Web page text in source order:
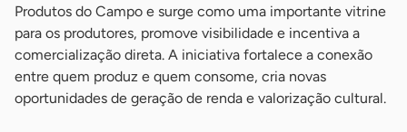
Produtos do Campo e surge como uma importante vitrine
para os produtores, promove visibilidade e incentiva a
comercialização direta. A iniciativa fortalece a conexão
entre quem produz e quem consome, cria novas
oportunidades de geração de renda e valorização cultural.